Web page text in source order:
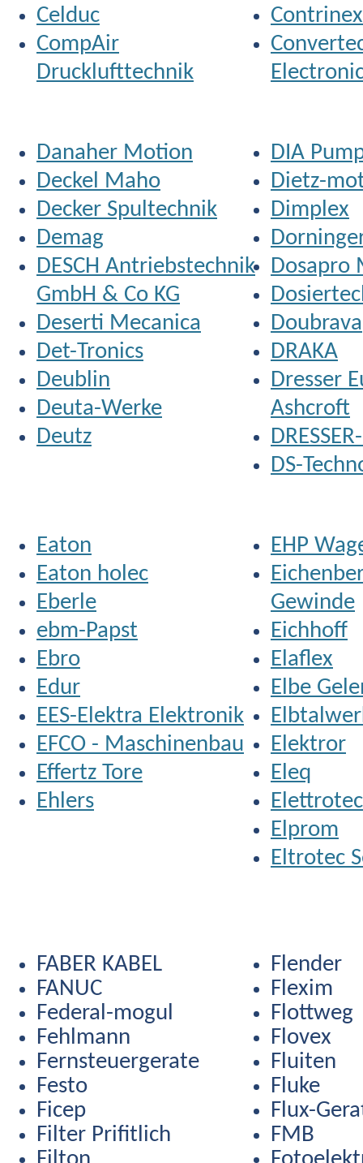
Celduc
CompAir
Drucklufttechnik
Contrinex
Danaher Motion
Deckel Maho
Decker Spultechnik
Demag
DESCH Antriebstechnik
GmbH & Co KG
Deserti Mecanica
Det-Tronics
Deublin
Deuta-Werke
Deutz
DIA
Dietz-
Dimplex
Dosapro
Doubrava
DRAKA
Dresser
Ashcroft
DS-
Eaton
Eaton holec
Eberle
ebm-Papst
Ebro
Edur
EES-Elektra Elektronik
EFCO - Maschinenbau
Effertz Tore
Ehlers
EHP
Gewinde
Eichhoff
Elaflex
Elbe
Elektror
Eleq
Elettrotec
Elprom
Eltrotec
FABER KABEL
FANUC
Federal-mogul
Fehlmann
Fernsteuergerate
Festo
Ficep
Filter Prifitlich
Flender
Flexim
Flottweg
Flovex
Fluiten
Fluke
Flux-
FMB